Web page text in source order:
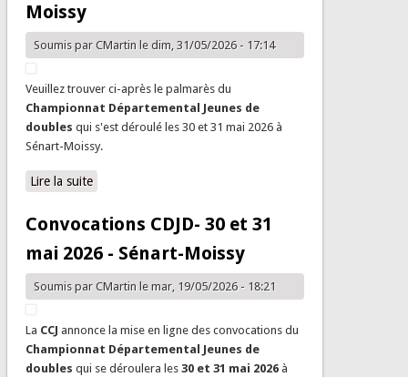
Moissy
Soumis par CMartinle dim, 31/05/2026 - 17:14
Veuillez trouver ci-après le palmarès du
Championnat Départemental Jeunes de
doubles qui s'est déroulé les 30 et 31 mai 2026 à
Sénart-Moissy.
Lire la suitede Palmarès Championnat Départemental Jeunes de
Convocations CDJD- 30 et 31
mai 2026 - Sénart-Moissy
Soumis par CMartinle mar, 19/05/2026 - 18:21
La CCJ annonce la mise en ligne des convocations du
Championnat Départemental Jeunes de
doubles qui se déroulera les 30 et 31 mai 2026 à